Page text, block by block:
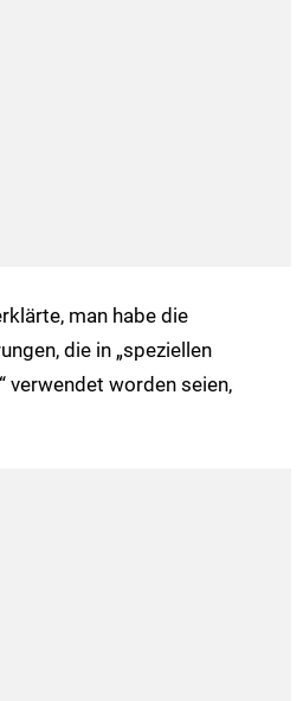
man habe die
die in „speziellen
verwendet worden seien,